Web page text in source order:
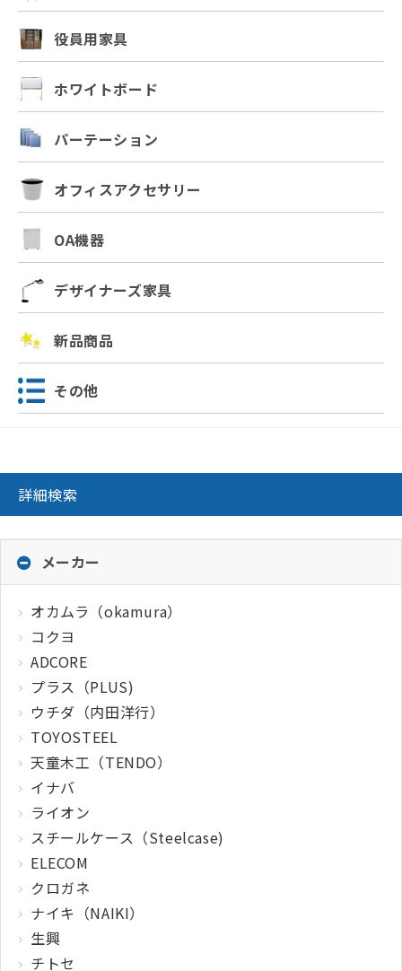
役員用家具
ホワイトボード
パーテーション
オフィスアクセサリー
OA機器
デザイナーズ家具
新品商品
その他
詳細検索
メーカー
オカムラ（okamura）
コクヨ
ADCORE
プラス（PLUS)
ウチダ（内田洋行）
TOYOSTEEL
天童木工（TENDO）
イナバ
ライオン
スチールケース（Steelcase)
ELECOM
クロガネ
ナイキ（NAIKI）
生興
チトセ